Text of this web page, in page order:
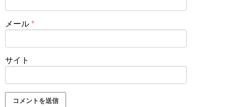
メール *
サイト